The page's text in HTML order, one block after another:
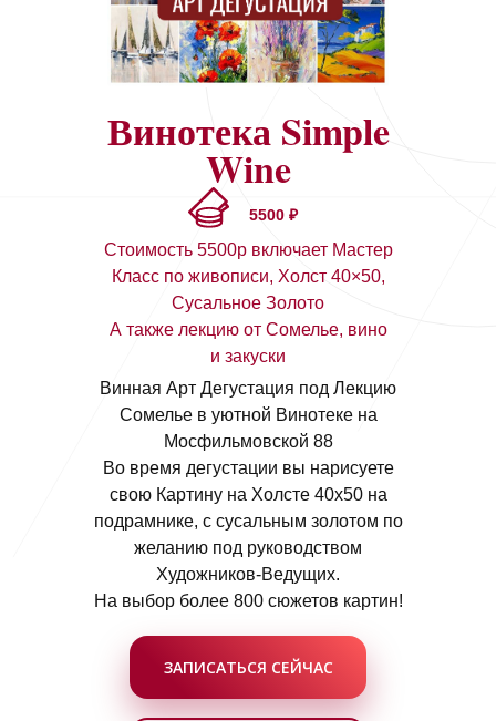
Винотека Simple
Wine
Винная Арт Дегустация под Лекцию
Сомелье в уютной Винотеке на
Мосфильмовской 88
Во время дегустации вы нарисуете
свою Картину на Холсте 40х50 на
подрамнике, с сусальным золотом по
желанию под руководством
Художников-Ведущих.
На выбор более 800 сюжетов картин!
5500 ₽
Стоимость 5500р включает Мастер
Класс по живописи, Холст 40×50,
Сусальное Золото
А также лекцию от Сомелье, вино
и закуски
ЗАПИСАТЬСЯ СЕЙЧАС